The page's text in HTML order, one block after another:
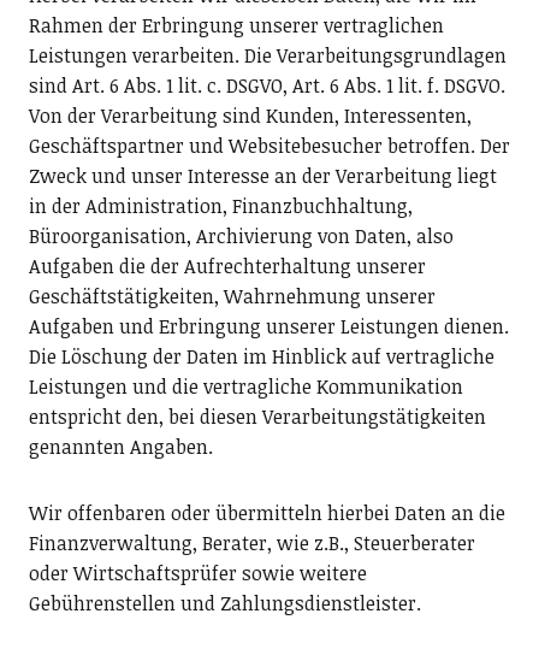
Rahmen der Erbringung unserer vertraglichen
Leistungen verarbeiten. Die Verarbeitungsgrundlagen
sind Art. 6 Abs. 1 lit. c. DSGVO, Art. 6 Abs. 1 lit. f. DSGVO.
Von der Verarbeitung sind Kunden, Interessenten,
Geschäftspartner und Websitebesucher betroffen. Der
Zweck und unser Interesse an der Verarbeitung liegt
in der Administration, Finanzbuchhaltung,
Büroorganisation, Archivierung von Daten, also
Aufgaben die der Aufrechterhaltung unserer
Geschäftstätigkeiten, Wahrnehmung unserer
Aufgaben und Erbringung unserer Leistungen dienen.
Die Löschung der Daten im Hinblick auf vertragliche
Leistungen und die vertragliche Kommunikation
entspricht den, bei diesen Verarbeitungstätigkeiten
genannten Angaben.
Wir offenbaren oder übermitteln hierbei Daten an die
Finanzverwaltung, Berater, wie z.B., Steuerberater
oder Wirtschaftsprüfer sowie weitere
Gebührenstellen und Zahlungsdienstleister.